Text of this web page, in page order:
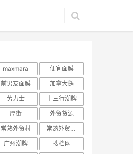
maxmara
便宜面膜
前男友面膜
加拿大鹅
劳力士
十三行潮牌
厚街
外贸货源
常熟外贸村
常熟外贸村货源
广州潮牌
搜档网